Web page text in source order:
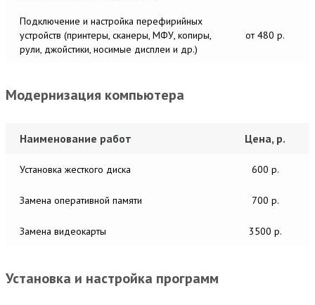
Подключение и настройка перефирийных
устройств (принтеры, сканеры, МФУ, копиры,
рули, джойстики, носимые дисплеи и др.)
от 480 р.
Модернизация компьютера
Наименование работ Цена, р.
Установка жесткого диска 600 р.
Замена оперативной памяти 700 р.
Замена видеокарты 3500 р.
Установка и настройка программ